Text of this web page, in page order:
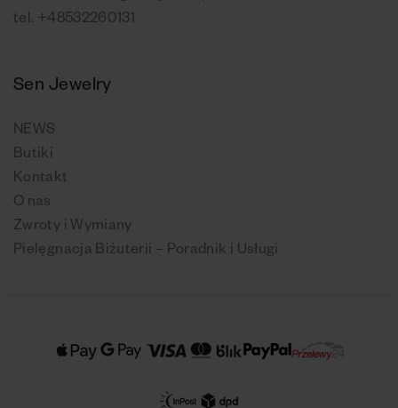
tel. +48532260131
Sen Jewelry
NEWS
Butiki
Kontakt
O nas
Zwroty i Wymiany
Pielęgnacja Biżuterii – Poradnik i Usługi